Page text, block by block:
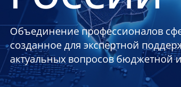
Объединение профессионалов
созданное для экспертной
актуальных вопросов бюджетной